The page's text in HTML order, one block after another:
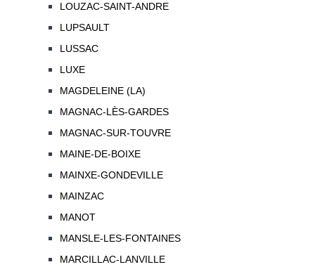
LOUZAC-SAINT-ANDRE
LUPSAULT
LUSSAC
LUXE
MAGDELEINE (LA)
MAGNAC-LÈS-GARDES
MAGNAC-SUR-TOUVRE
MAINE-DE-BOIXE
MAINXE-GONDEVILLE
MAINZAC
MANOT
MANSLE-LES-FONTAINES
MARCILLAC-LANVILLE